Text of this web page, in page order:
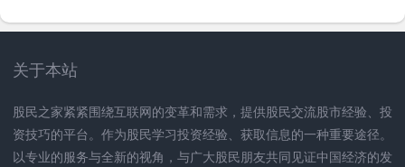
关于本站
股民之家紧紧围绕互联网的变革和需求，提供股民交流股市经验、投
资技巧的平台。作为股民学习投资经验、获取信息的一种重要途径。
以专业的服务与全新的视角，与广大股民朋友共同见证中国经济的发